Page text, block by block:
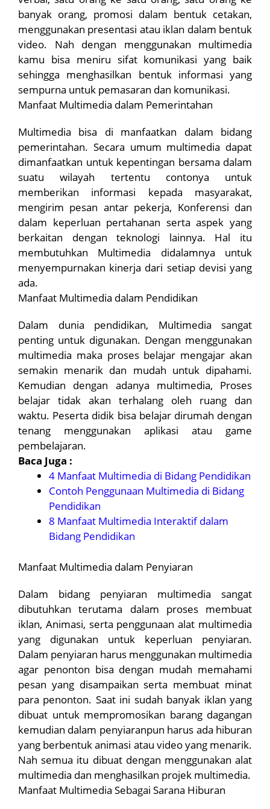
banyak orang, promosi dalam bentuk cetakan,
menggunakan presentasi atau iklan dalam bentuk
video. Nah dengan menggunakan multimedia
kamu bisa meniru sifat komunikasi yang baik
sehingga menghasilkan bentuk informasi yang
sempurna untuk pemasaran dan komunikasi.
Manfaat Multimedia dalam Pemerintahan
Multimedia bisa di manfaatkan dalam bidang
pemerintahan. Secara umum multimedia dapat
dimanfaatkan untuk kepentingan bersama dalam
suatu wilayah tertentu contonya untuk
memberikan informasi kepada masyarakat,
mengirim pesan antar pekerja, Konferensi dan
dalam keperluan pertahanan serta aspek yang
berkaitan dengan teknologi lainnya. Hal itu
membutuhkan Multimedia didalamnya untuk
menyempurnakan kinerja dari setiap devisi yang
ada.
Manfaat Multimedia dalam Pendidikan
Dalam dunia pendidikan, Multimedia sangat
penting untuk digunakan. Dengan menggunakan
multimedia maka proses belajar mengajar akan
semakin menarik dan mudah untuk dipahami.
Kemudian dengan adanya multimedia, Proses
belajar tidak akan terhalang oleh ruang dan
waktu. Peserta didik bisa belajar dirumah dengan
tenang menggunakan aplikasi atau game
pembelajaran.
Baca Juga :
4 Manfaat Multimedia di Bidang Pendidikan
Contoh Penggunaan Multimedia di Bidang
Pendidikan
8 Manfaat Multimedia Interaktif dalam
Bidang Pendidikan
Manfaat Multimedia dalam Penyiaran
Dalam bidang penyiaran multimedia sangat
dibutuhkan terutama dalam proses membuat
iklan, Animasi, serta penggunaan alat multimedia
yang digunakan untuk keperluan penyiaran.
Dalam penyiaran harus menggunakan multimedia
agar penonton bisa dengan mudah memahami
pesan yang disampaikan serta membuat minat
para penonton. Saat ini sudah banyak iklan yang
dibuat untuk mempromosikan barang dagangan
kemudian dalam penyiaranpun harus ada hiburan
yang berbentuk animasi atau video yang menarik.
Nah semua itu dibuat dengan menggunakan alat
multimedia dan menghasilkan projek multimedia.
Manfaat Multimedia Sebagai Sarana Hiburan